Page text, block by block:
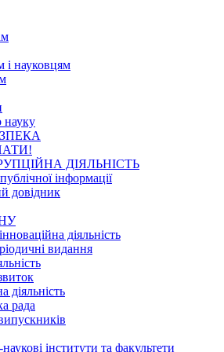
і науковцям
науку
ДІЯЛЬНІСТЬ
інформації
довідник
діяльність
видання
діяльність
рада
інститути та факультети